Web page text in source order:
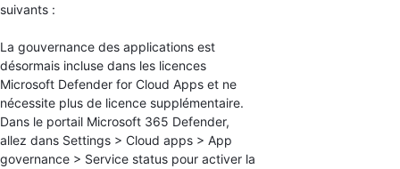
suivants :
La gouvernance des applications est
désormais incluse dans les licences
Microsoft Defender for Cloud Apps et ne
nécessite plus de licence supplémentaire.
Dans le portail Microsoft 365 Defender,
allez dans Settings > Cloud apps > App
governance > Service status pour activer la